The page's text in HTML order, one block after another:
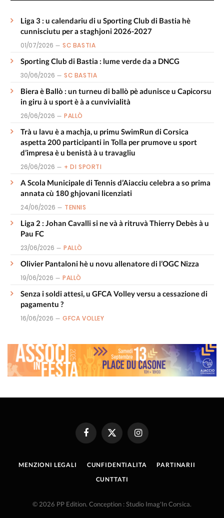
Liga 3 : u calendariu di u Sporting Club di Bastia hè
cunnisciutu per a staghjoni 2026-2027
01/07/2026 SC BASTIA
Sporting Club di Bastia : lume verde da a DNCG
30/06/2026 SC BASTIA
Biera è Ballò : un turneu di ballò pè adunisce u Capicorsu
in giru à u sport è à a cunvivialità
26/06/2026 PALLÒ
Trà u lavu è a machja, u primu SwimRun di Corsica
aspetta 200 participanti in Tolla per prumove u sport
d’impresa è u benistà à u travagliu
26/06/2026 + DI SPORTI
A Scola Municipale di Tennis d’Aiacciu celebra a so prima
annata cù 180 ghjovani licenziati
24/06/2026 TENNIS
Liga 2 : Johan Cavalli si ne và à ritruvà Thierry Debès à u
Pau FC
23/06/2026 PALLÒ
Olivier Pantaloni hè u novu allenatore di l’OGC Nizza
19/06/2026 PALLÒ
Senza i soldi attesi, u GFCA Volley versu a cessazione di
pagamentu ?
16/06/2026 GFCA VOLLEY
FacebookX
Instagram
MENZIONI LEGALI CUNFIDENTIALITA
PARTINARII
CUNTTATI
© 2026 PP Edition. Conception : Studio Imag'In Corsica.